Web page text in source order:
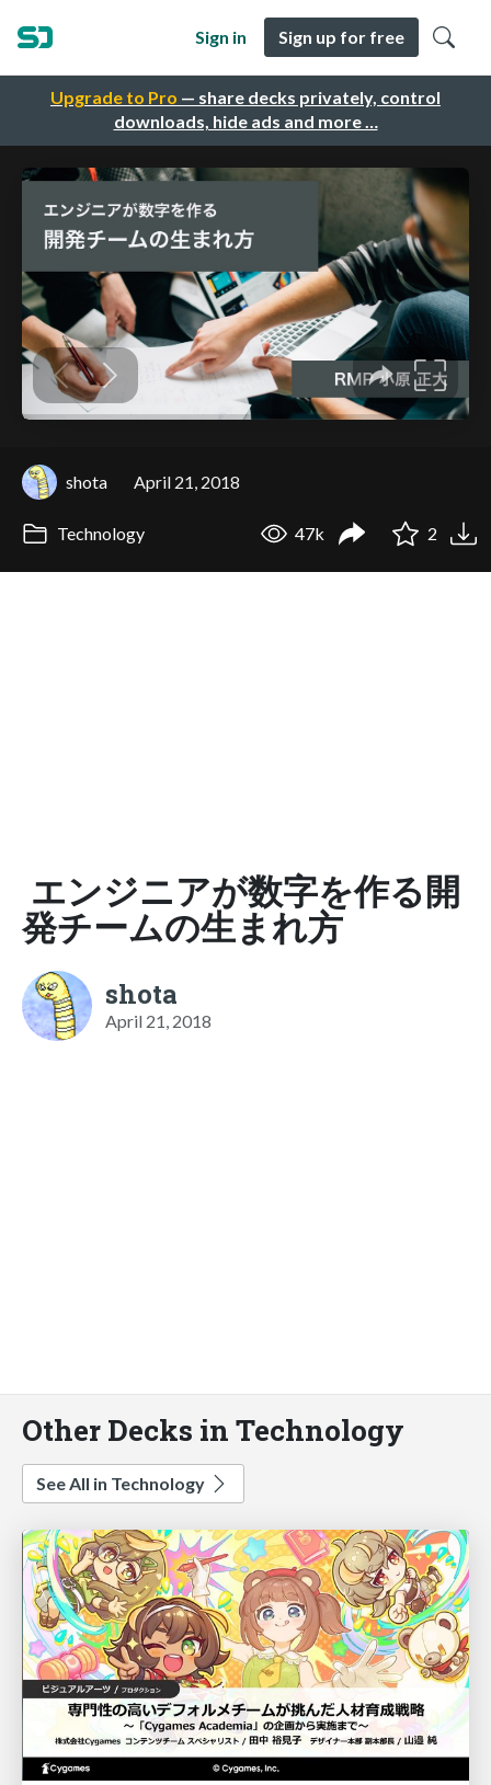
Upgrade to Pro — share decks privately, control
downloads, hide ads and more …
Sign in Sign up for free
shota April 21, 2018
Technology 47k 2
エンジニアが数字を作る開
発チームの生まれ方
shota
April 21, 2018
Other Decks in Technology
See All in Technology